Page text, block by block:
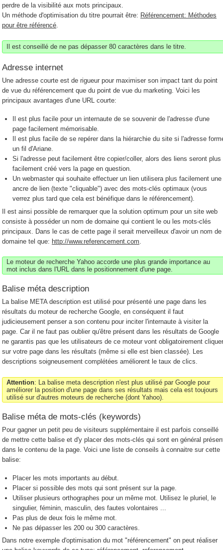
perdre de la visibilité aux mots principaux.
Un méthode d'optimisation du titre pourrait être: Référencement: Méthodes
pour être référencé
Il est conseillé de ne pas dépasser 80 caractères dans le titre.
Adresse internet
Une adresse courte est de rigueur pour maximiser son impact tant du point
de vue du référencement que du point de vue du marketing. Voici les
principaux avantages d'une URL courte:
Il est plus facile pour un internaute de se souvenir de l'adresse d'une
page facilement mémorisable.
Il est plus facile de se repérer dans la hiérarchie du site si l'adresse
un fil d'Ariane.
Si l'adresse peut facilement être copier/coller, alors des liens seront plus
facilement créé vers la page en question.
Un webmaster qui souhaite effectuer un lien utilisera plus facilement une
ancre de lien (texte "cliquable") avec des mots-clés optimaux (vous
verrez plus tard que cela est bénéfique dans le référencement).
Il est ainsi possible de remarquer que la solution optimum pour un site web
consiste à posséder un nom de domaine qui contient le ou les mots-clés
principaux. Dans le cas de cette page il serait merveilleux d'avoir un nom de
domaine tel que: http://www.referencement.com
Le moteur de recherche Yahoo accorde une plus grande importance au
mot inclus dans l'URL dans le positionnement d'une page.
Balise méta description
La balise META description est utilisé pour présenté une page dans les
résultats du moteur de recherche Google, en conséquent il faut
judicieusement penser a son contenu pour inciter l'internaute à visiter la
page. Car il ne faut pas oublier qu'être présent dans les résultats de Google
ne garantis pas que les utilisateurs de ce moteur vont obligatoirement
sur votre page dans les résultats (même si elle est bien classée). Les
descriptions soigneusement complétées améliorent le taux de clics.
Attention: La balise meta description n'est plus utilisé par Google pour
améliorer la position d'une page dans ses résultats mais cela est toujours
utilisé sur d'autres moteurs de recherche (dont Yahoo).
Balise méta de mots-clés (keywords)
Pour gagner un petit peu de visiteurs supplémentaire il est parfois conseillé
de mettre cette balise et d'y placer des mots-clés qui sont en général
dans le contenu de la page. Voici une liste de conseils à connaitre sur cette
balise:
Placer les mots importants au début.
Placer si possible des mots qui sont présent sur la page.
Utiliser plusieurs orthographes pour un même mot. Utilisez le pluriel, le
singulier, féminin, masculin, des fautes volontaires ...
Pas plus de deux fois le même mot.
Ne pas dépasser les 200 ou 300 caractères.
Dans notre exemple d'optimisation du mot "référencement" on peut réaliser